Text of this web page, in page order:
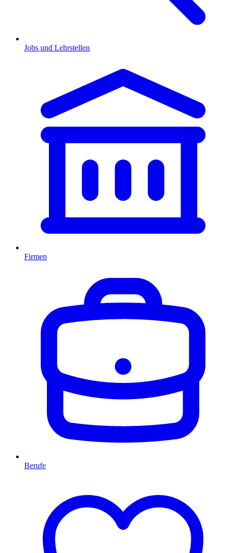
Jobs und Lehrstellen
Firmen
Berufe